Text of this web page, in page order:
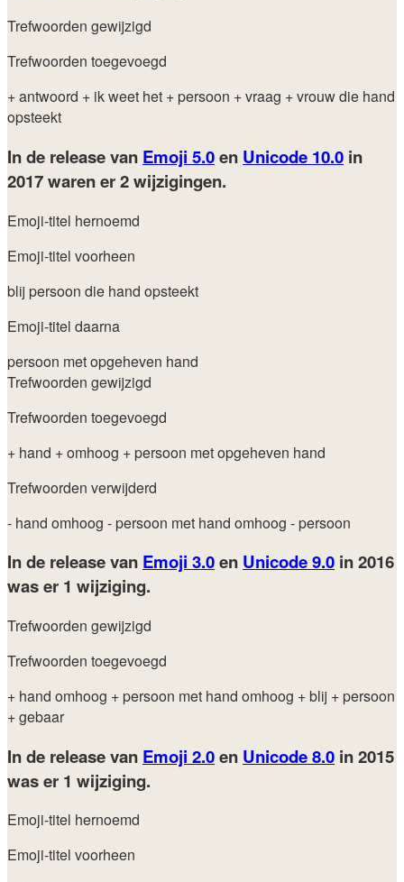
Trefwoorden gewijzigd
Trefwoorden toegevoegd
+ antwoord + ik weet het + persoon + vraag + vrouw die hand
opsteekt
In de release van Emoji 5.0en Unicode 10.0 in
2017waren er 2 wijzigingen.
Emoji-titel hernoemd
Emoji-titel voorheen
blij persoon die hand opsteekt
Emoji-titel daarna
persoon met opgeheven hand
Trefwoorden gewijzigd
Trefwoorden toegevoegd
+ hand + omhoog + persoon met opgeheven hand
Trefwoorden verwijderd
- hand omhoog - persoon met hand omhoog - persoon
In de release van Emoji 3.0en Unicode 9.0 in 2016
was er 1 wijziging.
Trefwoorden gewijzigd
Trefwoorden toegevoegd
+ hand omhoog + persoon met hand omhoog + blij + persoon
+ gebaar
In de release van Emoji 2.0en Unicode 8.0 in 2015
was er 1 wijziging.
Emoji-titel hernoemd
Emoji-titel voorheen